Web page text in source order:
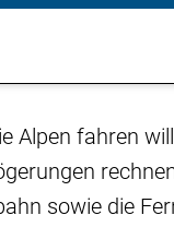
Alpen fahren
sowie die